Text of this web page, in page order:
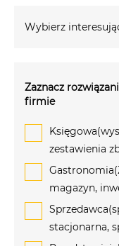
Wybierz
Zaznacz
firmie
zestawienia
magazyn,
stacjonarna,